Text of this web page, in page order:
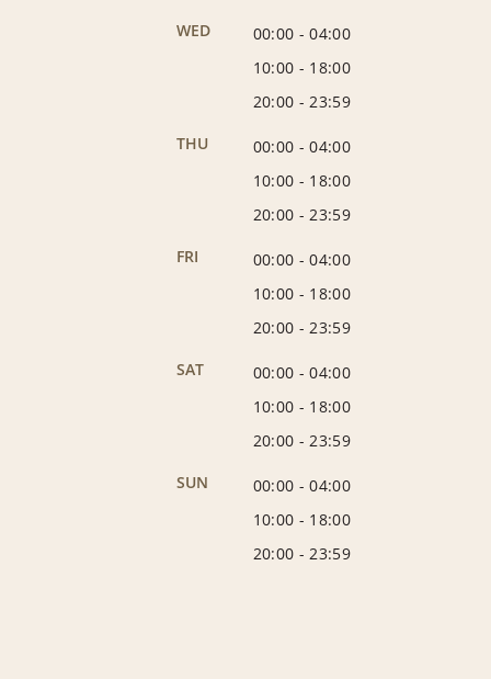
WED
00:00 -04:00
10:00 - 18:00
20:00 - 23:59
THU
00:00 -04:00
10:00 - 18:00
20:00 - 23:59
FRI
00:00 -04:00
10:00 - 18:00
20:00 - 23:59
SAT
00:00 -04:00
10:00 - 18:00
20:00 - 23:59
SUN
00:00 -04:00
10:00 - 18:00
20:00 - 23:59